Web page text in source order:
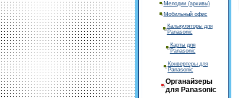
Мелодии (архивы)
Мобильный офис
Калькуляторы для
Panasonic
Карты для
Panasonic
Конвертеры для
Panasonic
Органайзеры
для Panasonic